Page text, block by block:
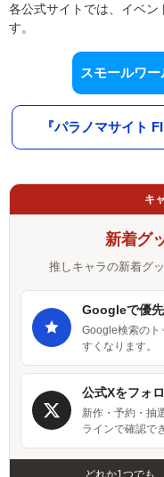
各公式サイトでは、イベン
す。
スモールワ
『パラノマサイト
キ
新着グ
推しキャラの新着グ
Googleで優
Google検索のト
すくなります。
公式Xをフォ
新作・予約・抽
ラインで確認で
どれか1つでも